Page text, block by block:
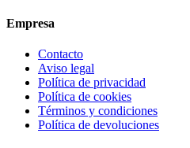
Empresa
Contacto
Aviso legal
Política de privacidad
Política de cookies
Términos y condiciones
Política de devoluciones